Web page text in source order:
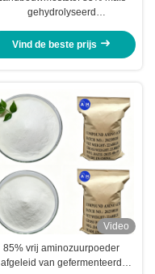
gehydrolyseerd
Vind de beste prijs
Video
85% vrij aminozuurpoeder
afgeleid van gefermenteerd